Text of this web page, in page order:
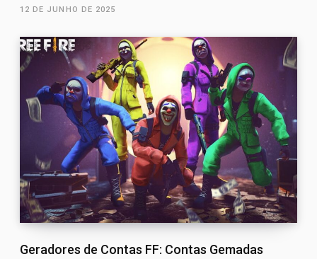
12 DE JUNHO DE 2025
Geradores de Contas FF: Contas Gemadas